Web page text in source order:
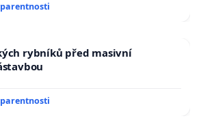
rybníků před masivní